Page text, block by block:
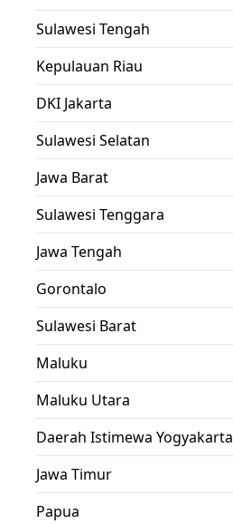
Sulawesi Tengah
Kepulauan Riau
DKI Jakarta
Sulawesi Selatan
Jawa Barat
Sulawesi Tenggara
Jawa Tengah
Gorontalo
Sulawesi Barat
Maluku
Maluku Utara
Daerah Istimewa Yogyakarta
Jawa Timur
Papua